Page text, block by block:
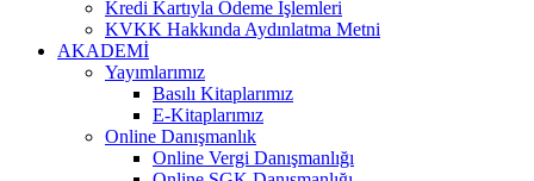
Kredi Kartıyla Ödeme İşlemleri
KVKK Hakkında Aydınlatma Metni
AKADEMİ
Yayımlarımız
Basılı Kitaplarımız
E-Kitaplarımız
Online Danışmanlık
Online Vergi Danışmanlığı